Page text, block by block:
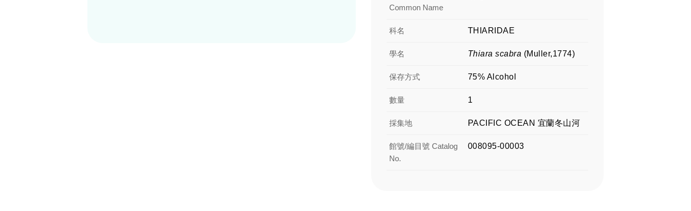
Common Name
科名 THIARIDAE
學名 Thiara scabra (Muller,1774)
保存方式 75% Alcohol
數量 1
採集地 PACIFIC OCEAN 宜蘭冬山河
館號/編目號 Catalog
No.
008095-00003